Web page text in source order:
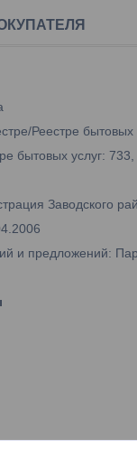
Реестре
бытовых услуг:
Заводского
и предложений: